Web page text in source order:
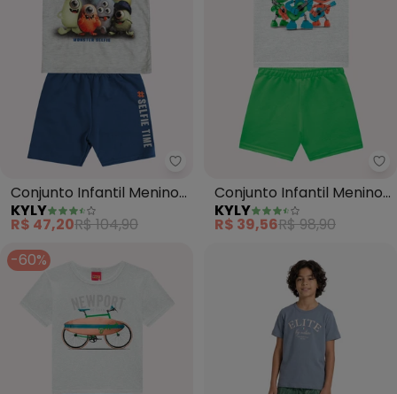
Kyly - Conjunto Infantil Menino
Conjunto Infantil Menino
Monstrinhos (Cinza)
KYLY
R$ 47,20R$ 104,90
Conjunto Infantil Menino
em Algodão (Cinza)
KYLY
R$ 39,56R$ 98,90
-60%